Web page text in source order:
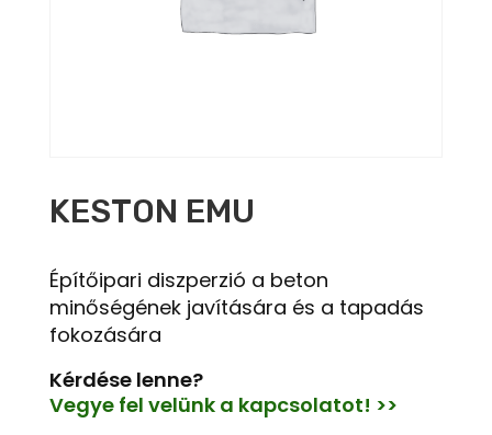
KESTON EMU
Építőipari diszperzió a beton
minőségének javítására és a tapadás
fokozására
Kérdése lenne?
Vegye fel velünk a kapcsolatot! >>